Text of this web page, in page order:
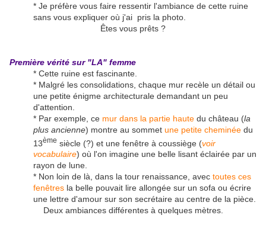
* Je préfère vous faire ressentir l'ambiance de cette ruine
sans vous expliquer où j'ai pris la photo.
Êtes vous prêts ?
Première vérité sur "LA" femme
* Cette ruine est fascinante.
* Malgré les consolidations, chaque mur recèle un détail ou
une petite énigme architecturale demandant un peu
d'attention.
* Par exemple, ce mur dans la partie haute du château (la
plus ancienne) montre au sommet une petite cheminée du
13ème siècle (?) et une fenêtre à coussiège (voir
vocabulaire) où l'on imagine une belle lisant éclairée par un
rayon de lune.
* Non loin de là, dans la tour renaissance, avec toutes ces
fenêtres la belle pouvait lire allongée sur un sofa ou écrire
une lettre d'amour sur son secrétaire au centre de la pièce.
Deux ambiances différentes à quelques mètres.